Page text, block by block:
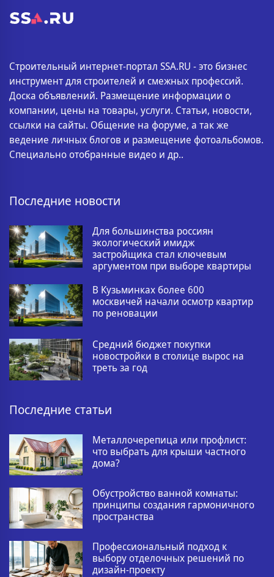
Строительный интернет-портал SSA.RU - это бизнес
инструмент для строителей и смежных профессий.
Доска объявлений. Размещение информации о
компании, цены на товары, услуги. Статьи, новости,
ссылки на сайты. Общение на форуме, а так же
ведение личных блогов и размещение фотоальбомов.
Специально отобранные видео и др..
Последние новости
Для большинства россиян
экологический имидж
застройщика стал ключевым
аргументом при выборе квартиры
В Кузьминках более 600
москвичей начали осмотр квартир
по реновации
Средний бюджет покупки
новостройки в столице вырос на
треть за год
Последние статьи
Металлочерепица или профлист:
что выбрать для крыши частного
дома?
Обустройство ванной комнаты:
принципы создания гармоничного
пространства
Профессиональный подход к
выбору отделочных решений по
дизайн-проекту